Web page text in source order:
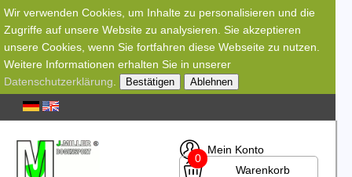
Wir verwenden Cookies, um Inhalte zu personalisieren und die
Zugriffe auf unsere Website zu analysieren. Sie akzeptieren
unsere Cookies, wenn Sie fortfahren diese Webseite zu nutzen.
Weitere Informationen erhalten Sie in unserer
Datenschutzerklärung
Bestätigen Ablehnen
Mein Konto
0
Warenkorb